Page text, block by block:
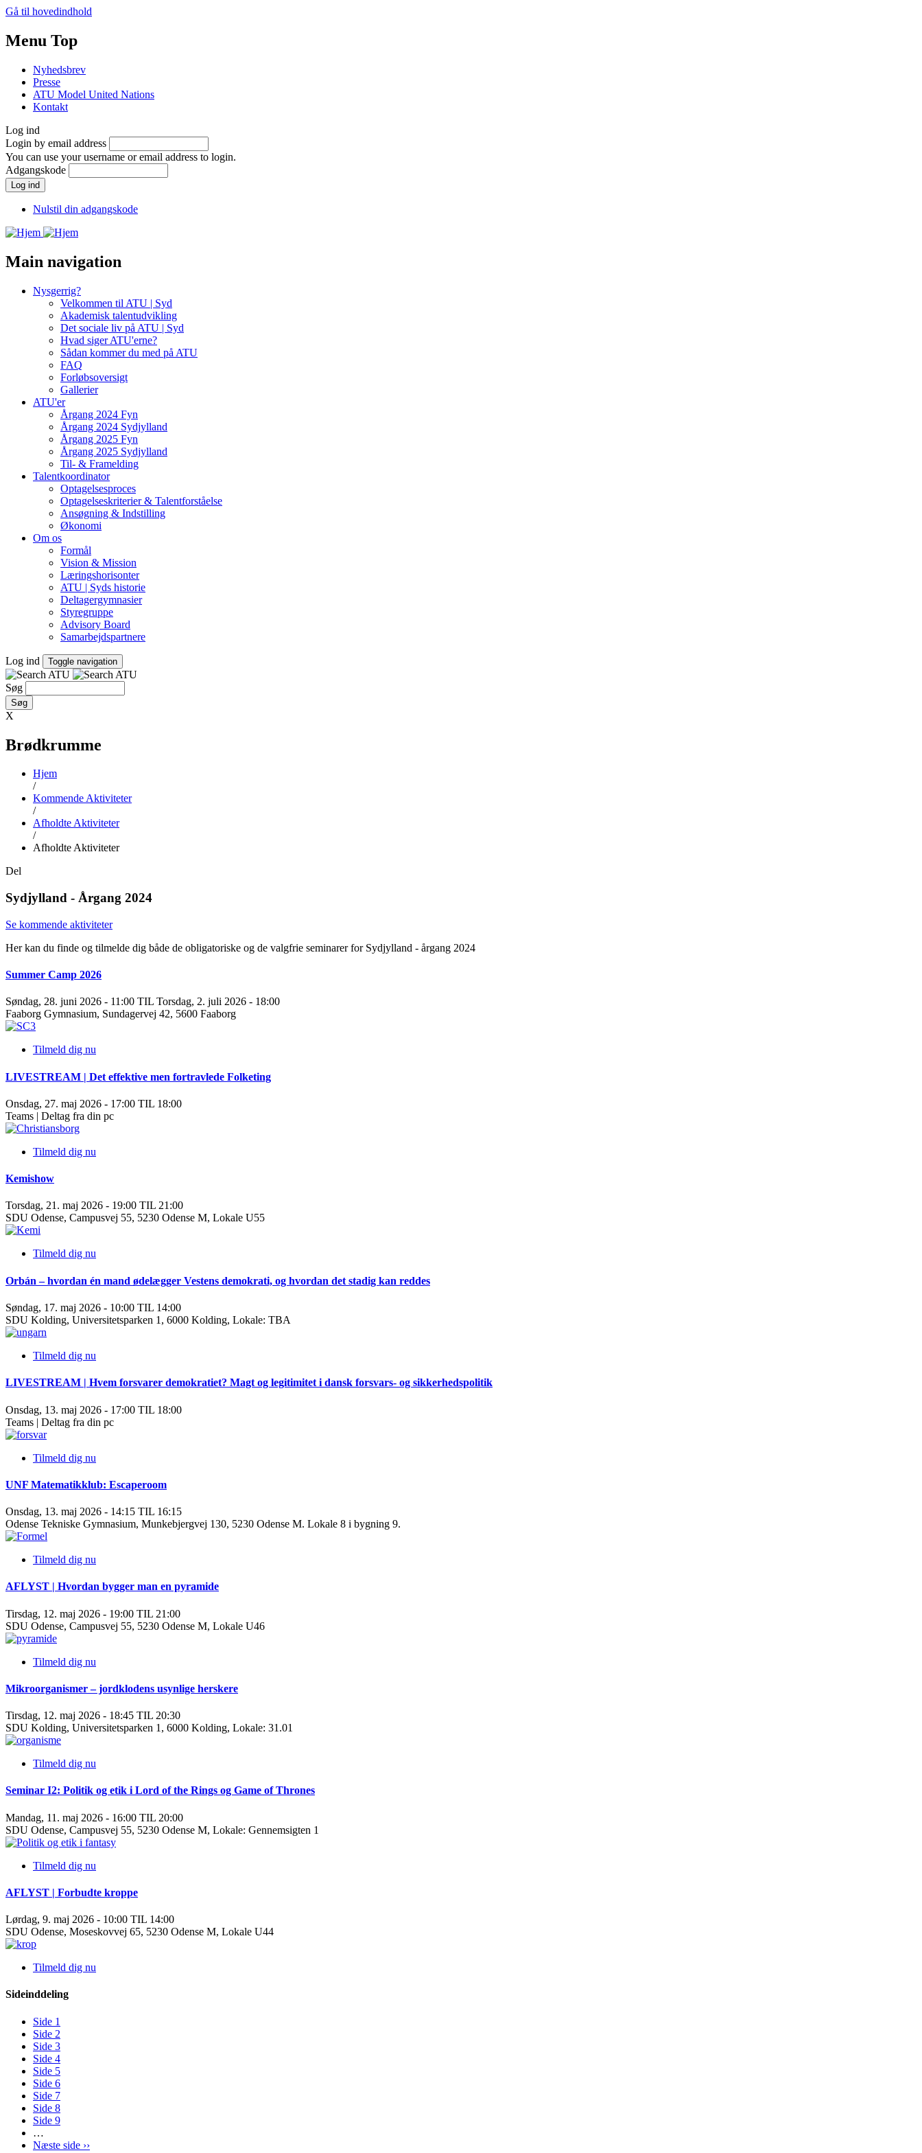
Gå til hovedindhold
Menu Top
Nyhedsbrev
Presse
ATU Model United Nations
Kontakt
Log ind
Login by email address
You can use your username or email address to login.
Adgangskode
Nulstil din adgangskode
Main navigation
Nysgerrig?
Velkommen til ATU | Syd
Akademisk talentudvikling
Det sociale liv på ATU | Syd
Hvad siger ATU'erne?
Sådan kommer du med på ATU
FAQ
Forløbsoversigt
Gallerier
ATU'er
Årgang 2024 Fyn
Årgang 2024 Sydjylland
Årgang 2025 Fyn
Årgang 2025 Sydjylland
Til- & Framelding
Talentkoordinator
Optagelsesproces
Optagelseskriterier & Talentforståelse
Ansøgning & Indstilling
Økonomi
Om os
Formål
Vision & Mission
Læringshorisonter
ATU | Syds historie
Deltagergymnasier
Styregruppe
Advisory Board
Samarbejdspartnere
Log ind Toggle navigation
Søg
X
Brødkrumme
Hjem
/
Kommende Aktiviteter
/
Afholdte Aktiviteter
/
Afholdte Aktiviteter
Del
Sydjylland - Årgang 2024
Se kommende aktiviteter
Her kan du finde og tilmelde dig både de obligatoriske og de valgfrie seminarer for Sydjylland - årgang 2024
Summer Camp 2026
Søndag, 28. juni 2026 - 11:00 TIL Torsdag, 2. juli 2026 - 18:00
Faaborg Gymnasium, Sundagervej 42, 5600 Faaborg
Tilmeld dig nu
LIVESTREAM | Det effektive men fortravlede Folketing
Onsdag, 27. maj 2026 - 17:00 TIL 18:00
Teams | Deltag fra din pc
Tilmeld dig nu
Kemishow
Torsdag, 21. maj 2026 - 19:00 TIL 21:00
SDU Odense, Campusvej 55, 5230 Odense M, Lokale U55
Tilmeld dig nu
Orbán – hvordan én mand ødelægger Vestens demokrati, og hvordan det stadig kan reddes
Søndag, 17. maj 2026 - 10:00 TIL 14:00
SDU Kolding, Universitetsparken 1, 6000 Kolding, Lokale: TBA
Tilmeld dig nu
LIVESTREAM | Hvem forsvarer demokratiet? Magt og legitimitet i dansk forsvars- og sikkerhedspolitik
Onsdag, 13. maj 2026 - 17:00 TIL 18:00
Teams | Deltag fra din pc
Tilmeld dig nu
UNF Matematikklub: Escaperoom
Onsdag, 13. maj 2026 - 14:15 TIL 16:15
Odense Tekniske Gymnasium, Munkebjergvej 130, 5230 Odense M. Lokale 8 i bygning 9.
Tilmeld dig nu
AFLYST | Hvordan bygger man en pyramide
Tirsdag, 12. maj 2026 - 19:00 TIL 21:00
SDU Odense, Campusvej 55, 5230 Odense M, Lokale U46
Tilmeld dig nu
Mikroorganismer – jordklodens usynlige herskere
Tirsdag, 12. maj 2026 - 18:45 TIL 20:30
SDU Kolding, Universitetsparken 1, 6000 Kolding, Lokale: 31.01
Tilmeld dig nu
Seminar I2: Politik og etik i Lord of the Rings og Game of Thrones
Mandag, 11. maj 2026 - 16:00 TIL 20:00
SDU Odense, Campusvej 55, 5230 Odense M, Lokale: Gennemsigten 1
Tilmeld dig nu
AFLYST | Forbudte kroppe
Lørdag, 9. maj 2026 - 10:00 TIL 14:00
SDU Odense, Moseskovvej 65, 5230 Odense M, Lokale U44
Tilmeld dig nu
Sideinddeling
Side 1
Side 2
Side 3
Side 4
Side 5
Side 6
Side 7
Side 8
Side 9
…
Næste side ››